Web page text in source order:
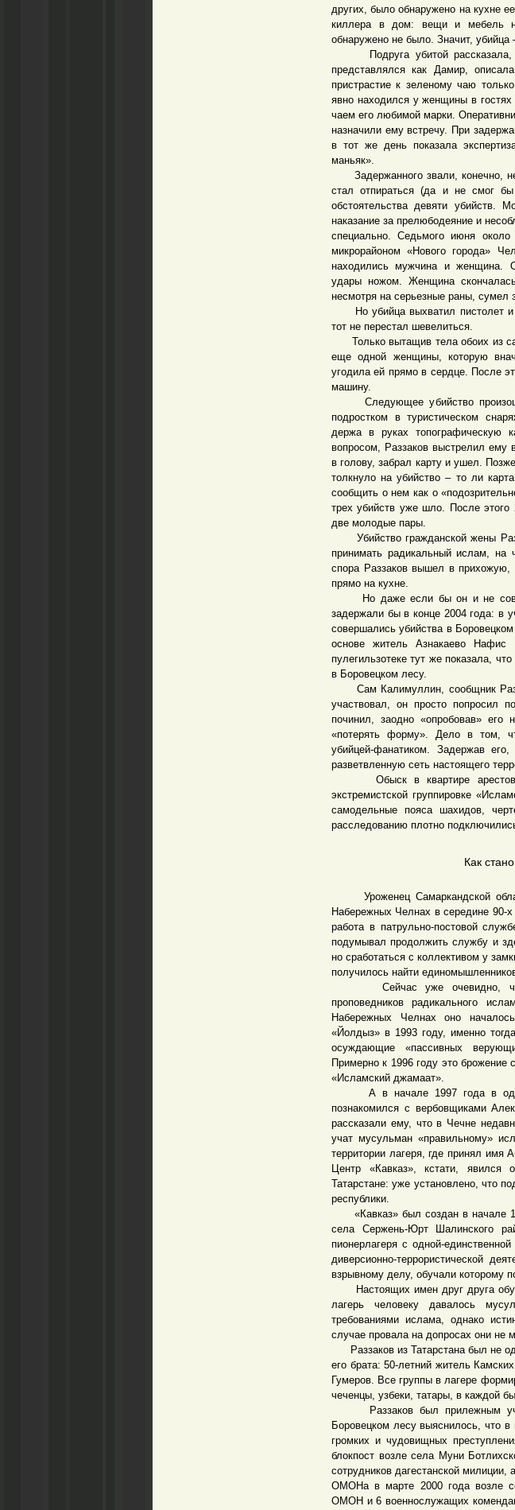
других, было обнаружено на кухне
киллера в дом: вещи и мебель
обнаружено не было. Значит, убийца
Подруга убитой рассказала,
представлялся как Дамир,
пристрастие к зеленому чаю
явно находился у женщины в
чаем его любимой марки.
назначили ему встречу. При
в тот же день показала
маньяк».
Задержанного звали, конечно,
стал отпираться (да и не смог
обстоятельства девяти убийств.
наказание за прелюбодеяние и
специально. Седьмого июня
микрорайоном «Нового города»
находились мужчина и женщина.
удары ножом. Женщина
несмотря на серьезные раны, сумел
Но убийца выхватил пистолет и
тот не перестал шевелиться.
Только вытащив тела обоих из
еще одной женщины, которую
угодила ей прямо в сердце. После
машину.
Следующее убийство
подростком в туристическом
держа в руках топографическую
вопросом, Раззаков выстрелил ему
в голову, забрал карту и ушел.
толкнуло на убийство – то ли
сообщить о нем как о
трех убийств уже шло. После
две молодые пары.
Убийство гражданской жены
принимать радикальный ислам, на
спора Раззаков вышел в прихожую,
прямо на кухне.
Но даже если бы он и не
задержали бы в конце 2004 года: в
совершались убийства в
основе житель Азнакаево Нафис
пулегильзотеке тут же показала,
в Боровецком лесу.
Сам Калимуллин, сообщник
участвовал, он просто попросил
починил, заодно «опробовав»
«потерять форму». Дело в том,
убийцей-фанатиком. Задержав
разветвленную сеть настоящего
Обыск в квартире
экстремистской группировке
самодельные пояса шахидов,
расследованию плотно
Как
Уроженец Самаркандской
Набережных Челнах в середине 90-
работа в патрульно-постовой
подумывал продолжить службу и
но сработаться с коллективом у
получилось найти
Сейчас уже очевидно, что
проповедников радикального
Набережных Челнах оно
«Йолдыз» в 1993 году, именно
осуждающие «пассивных
Примерно к 1996 году это брожение
«Исламский джамаат».
А в начале 1997 года в одной
познакомился с вербовщиками
рассказали ему, что в Чечне
учат мусульман «правильному»
территории лагеря, где принял имя
Центр «Кавказ», кстати, явился
Татарстане: уже установлено, что
республики.
«Кавказ» был создан в начале
села Сержень-Юрт Шалинского
пионерлагеря с одной-
диверсионно-террористической
взрывному делу, обучали которому
Настоящих имен друг друга
лагерь человеку давалось
требованиями ислама, однако
случае провала на допросах они не
Раззаков из Татарстана был не
его брата: 50-летний житель
Гумеров. Все группы в лагере
чеченцы, узбеки, татары, в каждой
Раззаков был прилежным
Боровецком лесу выяснилось, что
громких и чудовищных
блокпост возле села Муни
сотрудников дагестанской
ОМОНа в марте 2000 года возле
ОМОН и 6 военнослужащих